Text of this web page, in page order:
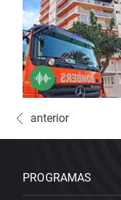
anterior
PROGRAMAS